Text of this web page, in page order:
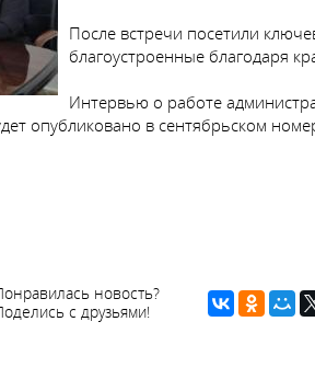
После встречи посетили
благоустроенные благодаря
Интервью о работе
опубликовано в сентябрьском
новость?
с друзьями!